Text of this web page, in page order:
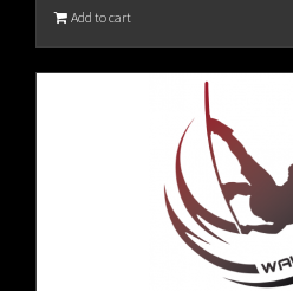
Add to cart